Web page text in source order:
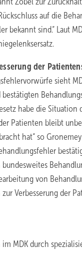
auf die
bekannt sind.“ Laut
der
sieht
habe die
Patienten bleibt
hat“ so
von
Verbesserung der
MDK durch